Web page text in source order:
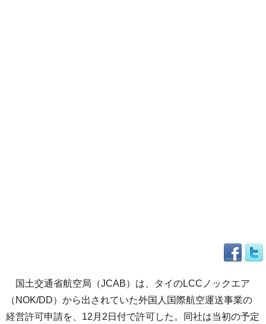
国土交通省航空局（JCAB）は、タイのLCCノックエア
（NOK/DD）から出されていた外国人国際航空運送事業の
経営許可申請を、12月2日付で許可した。同社は当初の予定